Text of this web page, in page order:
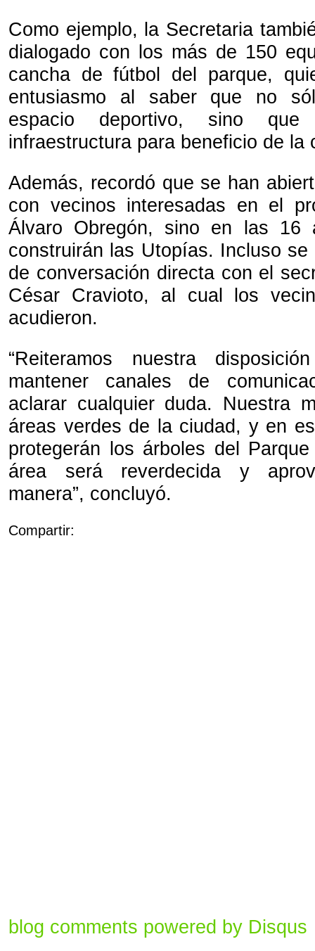
Como ejemplo, la Secretaria
dialogado con los más de 150
cancha de fútbol del parque,
entusiasmo al saber que no
espacio deportivo, sino
infraestructura para beneficio de la
Además, recordó que se han
con vecinos interesadas en el
Álvaro Obregón, sino en las 16
construirán las Utopías. Incluso
de conversación directa con el
César Cravioto, al cual los
acudieron.
“Reiteramos nuestra
mantener canales de
aclarar cualquier duda. Nuestra
áreas verdes de la ciudad, y en
protegerán los árboles del
área será reverdecida y
manera”, concluyó.
Compartir:
blog comments powered by Disqus